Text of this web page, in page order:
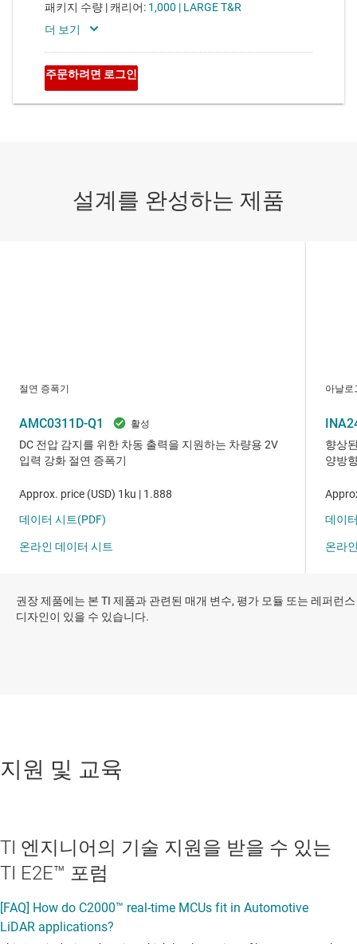
권장 제품에는 본 TI 제품과 관련된 매개 변수, 평가 모듈 또는 레퍼런스
디자인이 있을 수 있습니다.
지원 및 교육
TI 엔지니어의 기술 지원을 받을 수 있는
TI E2E™ 포럼